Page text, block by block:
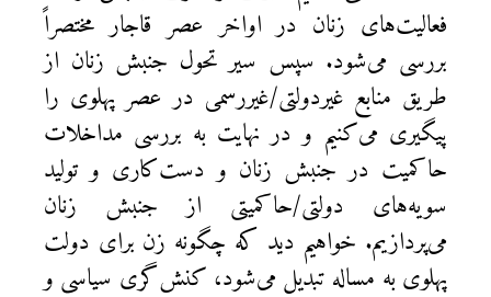
فعالیت‌های زنان در اواخر عصر قاجار مختصراً
بررسی می‌شود. سپس سیر تحول جنبش زنان از
طریق منابع غیردولتی/غیررسمی در عصر پهلوی را
پیگیری می‌کنیم و در نهایت به بررسی مداخلات
حاکمیت در جنبش زنان و دست‌کاری و تولید
سویه‌های دولتی/حاکمیتی از جنبش زنان
می‌پردازیم. خواهیم دید که چگونه زن برای دولت
پهلوی به مساله تبدیل می‌شود، کنش‌گری سیاسی و